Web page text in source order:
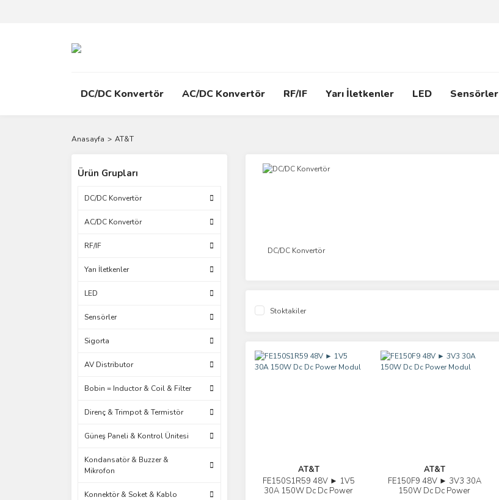
DC/DC Konvertör AC/DC Konvertör RF/IF Yarı İletkenler LED Sensörler
Anasayfa AT&T
Ürün Grupları
DC/DC Konvertör
AC/DC Konvertör
RF/IF
Yarı İletkenler
LED
Sensörler
Sigorta
AV Distributor
Bobin = Inductor & Coil & Filter
Direnç & Trimpot & Termistör
Güneş Paneli & Kontrol Ünitesi
Kondansatör & Buzzer &
Mikrofon
Konnektör & Soket & Kablo
DC/DC Konvertör
Stoktakiler
AT&T
FE150S1R59 48V ► 1V5
30A 150W Dc Dc Power
İncele
AT&T
FE150F9 48V ► 3V3 30A
150W Dc Dc Power
İncele